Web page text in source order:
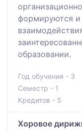
формируются и
образовании.
Год обучения - 3
Семестр - 1
Кредитов - 5
Хоровое